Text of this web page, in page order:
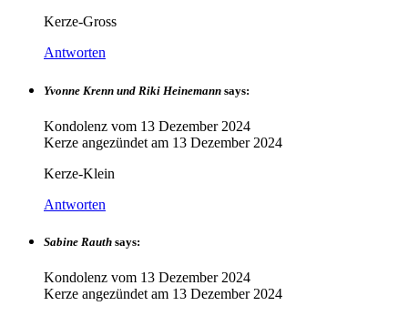
Kerze-Gross
Antworten
Yvonne Krenn und Riki Heinemann says:
Kondolenz vom 13 Dezember 2024
Kerze angezündet am 13 Dezember 2024
Kerze-Klein
Antworten
Sabine Rauth says:
Kondolenz vom 13 Dezember 2024
Kerze angezündet am 13 Dezember 2024